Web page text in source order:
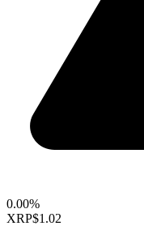
0.00%
XRP$1.02